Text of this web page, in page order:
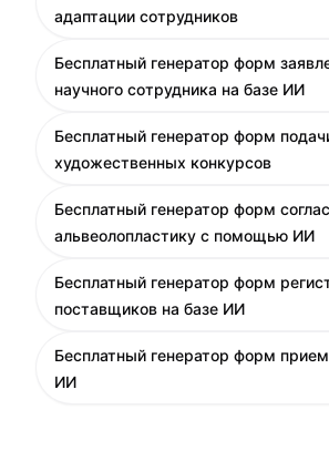
адаптации сотрудников
Бесплатный генератор форм
научного сотрудника на базе ИИ
Бесплатный генератор форм
художественных конкурсов
Бесплатный генератор форм
альвеолопластику с помощью ИИ
Бесплатный генератор форм
поставщиков на базе ИИ
Бесплатный генератор форм
ИИ